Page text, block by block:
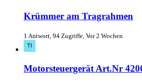
Krümmer am Tragrahmen
1 Antwort, 94 Zugriffe, Vor 2 Wochen
Motorsteuergerät Art.Nr